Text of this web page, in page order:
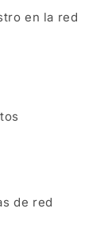
en la red
de red